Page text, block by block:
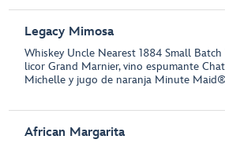
Legacy Mimosa
Whiskey Uncle Nearest 1884 Small Batch
licor Grand Marnier, vino espumante
Michelle y jugo de naranja Minute Maid®
African Margarita